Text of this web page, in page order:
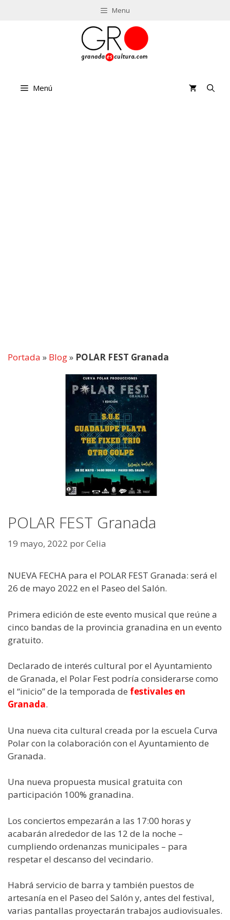
Menu
Menú
Portada » Blog» POLAR FEST Granada
POLAR FEST Granada
19 mayo, 2022 porCelia
NUEVA FECHA para el POLAR FEST Granada: será el
26 de mayo 2022 en el Paseo del Salón.
Primera edición de este evento musical que reúne a
cinco bandas de la provincia granadina en un evento
gratuito.
Declarado de interés cultural por el Ayuntamiento
de Granada, el Polar Fest podría considerarse como
el “inicio” de la temporada de festivales en
Granada.
Una nueva cita cultural creada por la escuela Curva
Polar con la colaboración con el Ayuntamiento de
Granada.
Una nueva propuesta musical gratuita con
participación 100% granadina.
Los conciertos empezarán a las 17:00 horas y
acabarán alrededor de las 12 de la noche –
cumpliendo ordenanzas municipales – para
respetar el descanso del vecindario.
Habrá servicio de barra y también puestos de
artesanía en el Paseo del Salón y, antes del festival,
varias pantallas proyectarán trabajos audiovisuales.